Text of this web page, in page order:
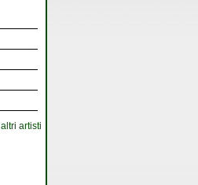
altri artisti